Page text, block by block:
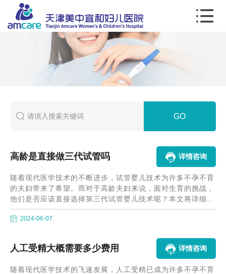
GO
高龄是直接做三代试管吗 详情咨询
随着现代医学技术的不断进步，试管婴儿技术为许多不孕不育
的夫妇带来了希望。而对于高龄夫妇来说，面对生育的挑战，
他们是否应该直接选择第三代试管婴儿技术呢？本文将详细探
讨这一问题，帮助大家更全面地了解高龄夫妇在试管婴儿技术
选择上的考量。
2024-06-07
人工受精大概需要多少费用 详情咨询
随着现代医学技术的飞速发展，人工受精已成为许多不孕不育